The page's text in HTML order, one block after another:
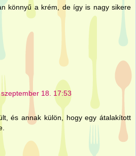
könnyű a krém, de így is nagy sikere
18. 17:53
és annak külön, hogy egy átalakított